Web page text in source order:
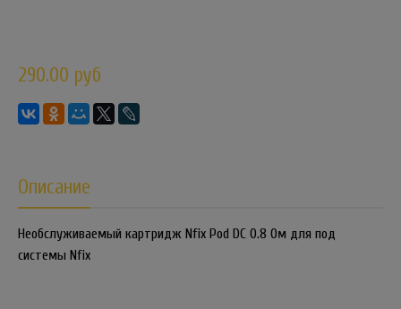
290.00 руб
Описание
Необслуживаемый картридж Nfix Pod DC 0.8 Ом для под
системы Nfix